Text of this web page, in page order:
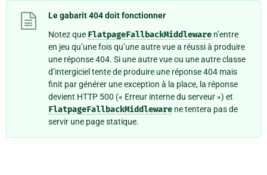
Le gabarit 404 doit fonctionner
Notez que FlatpageFallbackMiddleware n’entre
en jeu qu’une fois qu’une autre vue a réussi à produire
une réponse 404. Si une autre vue ou une autre classe
d’intergiciel tente de produire une réponse 404 mais
finit par générer une exception à la place, la réponse
devient HTTP 500 (« Erreur interne du serveur ») et
FlatpageFallbackMiddleware ne tentera pas de
servir une page statique.